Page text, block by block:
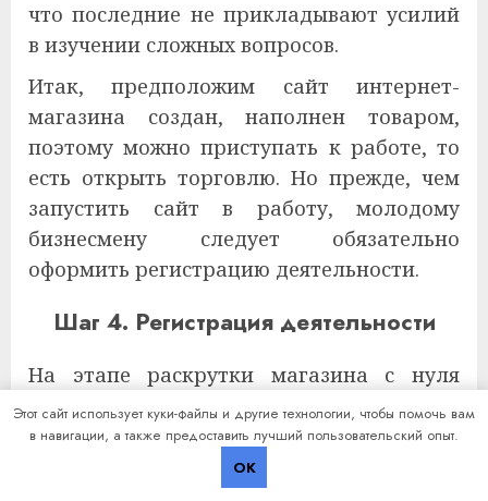
что последние не прикладывают усилий
в изучении сложных вопросов.
Итак, предположим сайт интернет-
магазина создан, наполнен товаром,
поэтому можно приступать к работе, то
есть открыть торговлю. Но прежде, чем
запустить сайт в работу, молодому
бизнесмену следует обязательно
оформить регистрацию деятельности.
Шаг 4. Регистрация деятельности
На этапе раскрутки магазина с нуля
бизнесмену достаточно оформить ИП.
Если бизнес будет расти и расширяться, в
дальнейшем потребуется переоформить
Этот сайт использует куки-файлы и другие технологии, чтобы помочь вам
в навигации, а также предоставить лучший пользовательский опыт.
OK